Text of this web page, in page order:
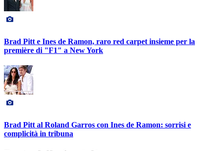
Brad Pitt e Ines de Ramon, raro red carpet insieme per la
première di "F1" a New York
Brad Pitt al Roland Garros con Ines de Ramon: sorrisi e
complicità in tribuna